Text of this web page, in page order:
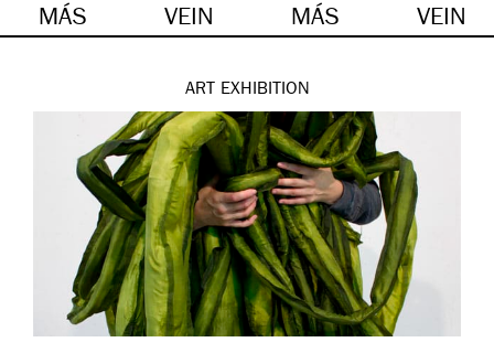
MÁS VEIN MÁS VEIN
ART EXHIBITION